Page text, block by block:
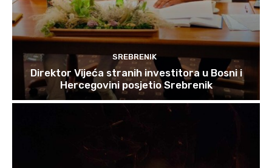
SREBRENIK
Direktor Vijeća stranih investitora u Bosni i
Hercegovini posjetio Srebrenik